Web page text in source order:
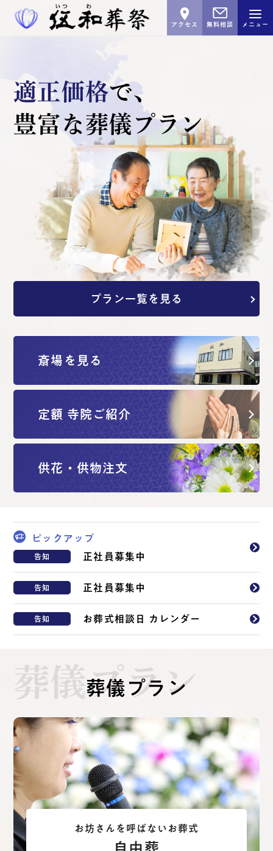
メニュー
無料相談
アクセス
適正価格で､
豊富な葬儀プラン
プラン一覧を見る
斎場を見る
定額 寺院ご紹介
供花・供物注文
ピックアップ
告知 正社員募集中
告知 正社員募集中
告知 お葬式相談日 カレンダー
葬儀プラン
葬儀プラン
⾃由葬
お坊さんを呼ばないお葬式